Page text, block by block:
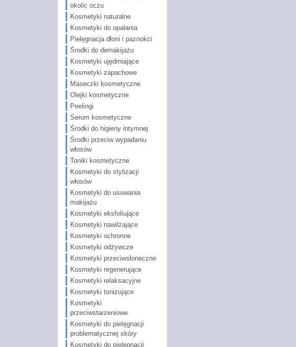
okolic oczu
Kosmetyki naturalne
Kosmetyki do opalania
Pielęgnacja dłoni i paznokci
Środki do demakijażu
Kosmetyki ujędrniające
Kosmetyki zapachowe
Maseczki kosmetyczne
Olejki kosmetyczne
Peelingi
Serum kosmetyczne
Środki do higieny intymnej
Środki przeciw wypadaniu
włosów
Toniki kosmetyczne
Kosmetyki do stylizacji
włosów
Kosmetyki do usuwania
makijażu
Kosmetyki eksfoliujące
Kosmetyki nawilżające
Kosmetyki ochronne
Kosmetyki odżywcze
Kosmetyki przeciwsłoneczne
Kosmetyki regenerujące
Kosmetyki relaksacyjne
Kosmetyki tonizujące
Kosmetyki
przeciwstarzeniowe
Kosmetyki do pielęgnacji
problematycznej skóry
Kosmetyki do pielęgnacji